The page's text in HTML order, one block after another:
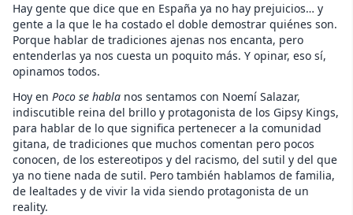
Hay gente que dice que en España ya no hay prejuicios… y
gente a la que le ha costado el doble demostrar quiénes son.
Porque hablar de tradiciones ajenas nos encanta, pero
entenderlas ya nos cuesta un poquito más. Y opinar, eso sí,
opinamos todos.
Hoy en Poco se habla nos sentamos con Noemí Salazar,
indiscutible reina del brillo y protagonista de los Gipsy Kings,
para hablar de lo que significa pertenecer a la comunidad
gitana, de tradiciones que muchos comentan pero pocos
conocen, de los estereotipos y del racismo, del sutil y del que
ya no tiene nada de sutil. Pero también hablamos de familia,
de lealtades y de vivir la vida siendo protagonista de un
reality.